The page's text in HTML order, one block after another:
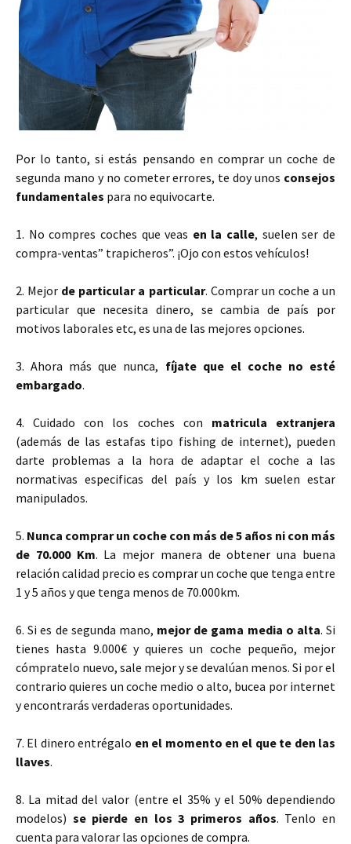
Por lo tanto, si estás pensando en comprar un coche de
segunda mano y no cometer errores, te doy unos consejos
fundamentales para no equivocarte.
1. No compres coches que veas en la calle, suelen ser de
compra-ventas” trapicheros”. ¡Ojo con estos vehículos!
2. Mejor de particular a particular. Comprar un coche a un
particular que necesita dinero, se cambia de país por
motivos laborales etc, es una de las mejores opciones.
3. Ahora más que nunca, fíjate que el coche no esté
embargado.
4. Cuidado con los coches con matricula extranjera
(además de las estafas tipo fishing de internet), pueden
darte problemas a la hora de adaptar el coche a las
normativas especificas del país y los km suelen estar
manipulados.
5. Nunca comprar un coche con más de 5 años ni con más
de 70.000 Km. La mejor manera de obtener una buena
relación calidad precio es comprar un coche que tenga entre
1 y 5 años y que tenga menos de 70.000km.
6. Si es de segunda mano, mejor de gama media o alta. Si
tienes hasta 9.000€ y quieres un coche pequeño, mejor
cómpratelo nuevo, sale mejor y se devalúan menos. Si por el
contrario quieres un coche medio o alto, bucea por internet
y encontrarás verdaderas oportunidades.
7. El dinero entrégalo en el momento en el que te den las
llaves.
8. La mitad del valor (entre el 35% y el 50% dependiendo
modelos) se pierde en los 3 primeros años. Tenlo en
cuenta para valorar las opciones de compra.